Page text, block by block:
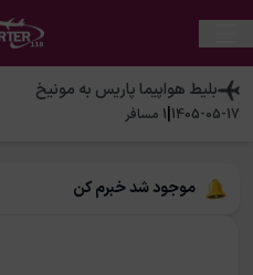
بلیط هواپیماپاریس به مونیخ
1405-05-17
|
1 مسافر
موجود شد خبرم کن